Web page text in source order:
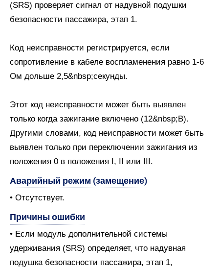
(SRS) проверяет сигнал от надувной подушки
безопасности пассажира, этап 1.
Код неисправности регистрируется, если
сопротивление в кабеле воспламенения равно 1-6
Ом дольше 2,5&nbsp;секунды.
Этот код неисправности может быть выявлен
только когда зажигание включено (12&nbsp;В).
Другими словами, код неисправности может быть
выявлен только при переключении зажигания из
положения 0 в положения I, II или III.
Аварийный режим (замещение)
• Отсутствует.
Причины ошибки
• Если модуль дополнительной системы
удерживания (SRS) определяет, что надувная
подушка безопасности пассажира, этап 1,